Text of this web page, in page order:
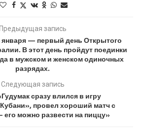
Предыдущая запись
января — первый день Открытого
В этот день пройдут поединки
в мужском и женском одиночных
разрядах.
Следующая запись
сразу влился в игру
провел хороший матч с
можно развести на пиццу»